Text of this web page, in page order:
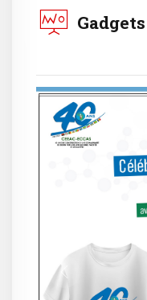
Gadgets